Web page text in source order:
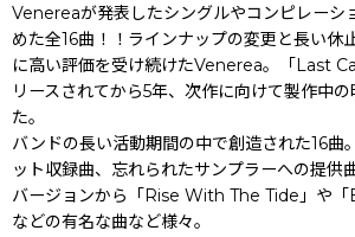
Venereaが発表したシングルやコンピレーシ
めた全16曲！！ラインナップの変更と長い休
に高い評価を受け続けたVenerea。「Last
リースされてから5年、次作に向けて製作中
た。
バンドの長い活動期間の中で創造された16曲
ット収録曲、忘れられたサンプラーへの提供
バージョンから「Rise With The Tide」や「
などの有名な曲など様々。